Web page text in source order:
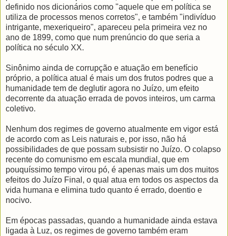
definido nos dicionários como "aquele que em política se
utiliza de processos menos corretos", e também "indivíduo
intrigante, mexeriqueiro", apareceu pela primeira vez no
ano de 1899, como que num prenúncio do que seria a
política no século XX.
Sinônimo ainda de corrupção e atuação em benefício
próprio, a política atual é mais um dos frutos podres que a
humanidade tem de deglutir agora no Juízo, um efeito
decorrente da atuação errada de povos inteiros, um carma
coletivo.
Nenhum dos regimes de governo atualmente em vigor está
de acordo com as Leis naturais e, por isso, não há
possibilidades de que possam subsistir no Juízo. O colapso
recente do comunismo em escala mundial, que em
pouquíssimo tempo virou pó, é apenas mais um dos muitos
efeitos do Juízo Final, o qual atua em todos os aspectos da
vida humana e elimina tudo quanto é errado, doentio e
nocivo.
Em épocas passadas, quando a humanidade ainda estava
ligada à Luz, os regimes de governo também eram